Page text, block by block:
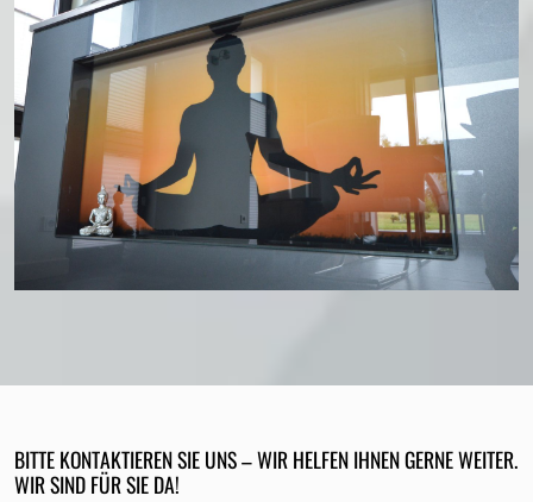
BITTE KONTAKTIEREN SIE UNS – WIR HELFEN IHNEN GERNE WEITER.
WIR SIND FÜR SIE DA!